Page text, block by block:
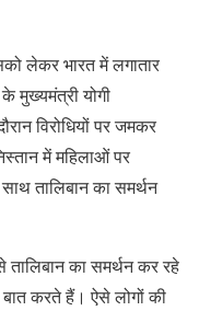
लेकर भारत में लगातार
मुख्यमंत्री योगी
विरोधियों पर जमकर
में महिलाओं पर
तालिबान का समर्थन
तालिबान का समर्थन कर रहे
करते हैं। ऐसे लोगों की